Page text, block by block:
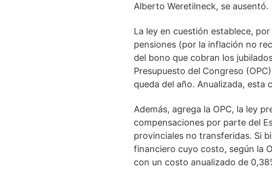
Alberto Weretilneck, se ausentó.
La ley en cuestión establece,
pensiones (por la inflación no
del bono que cobran los
Presupuesto del Congreso
queda del año. Anualizada, esta
Además, agrega la OPC, la ley
compensaciones por parte del
provinciales no transferidas. Si
financiero cuyo costo, según la
con un costo anualizado de